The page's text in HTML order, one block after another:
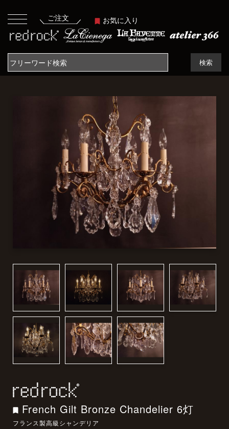
ご注文 お気に入り
検索
French Gilt Bronze Chandelier 6灯
フランス製高級シャンデリア